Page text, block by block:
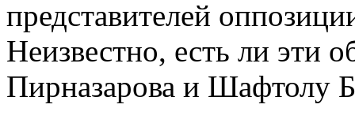
представителей
Неизвестно, есть ли эти
Пирназарова и Шафтолу